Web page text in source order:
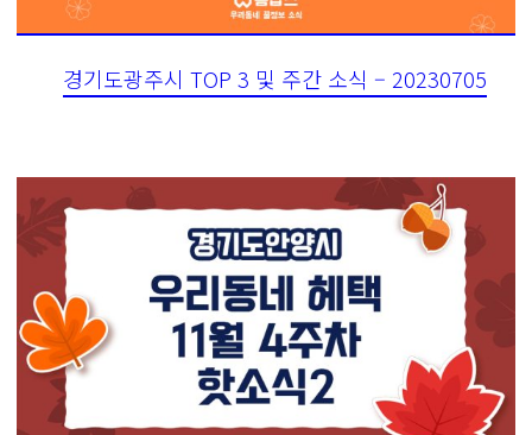
경기도광주시 TOP 3 및 주간 소식 – 20230705